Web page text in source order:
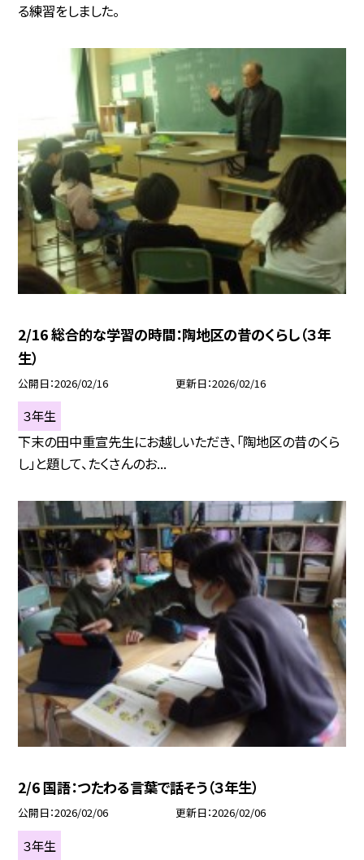
る練習をしました。
2/16 総合的な学習の時間：陶地区の昔のくらし（３年
生）
公開日 2026/02/16 更新日 2026/02/16
３年生
下末の田中重宣先生にお越しいただき、「陶地区の昔のくら
し」と題して、たくさんのお...
2/6 国語：つたわる言葉で話そう（３年生）
公開日 2026/02/06 更新日 2026/02/06
３年生